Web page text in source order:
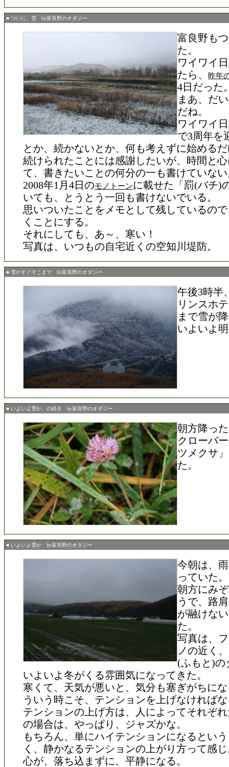
■ ついに、雪 by富良野のオダジー
富良野も
た。
ワイワイ
たら、
昨年
4日だった
まあ、だ
だね。
ワイワイ
で3周年を
とか、続かないとか、何も考えずに始める
続けられたことには感謝したいが、時間と
て、書きたいことの何分の一も書けていな
2008年1月4日のモノトーンに載せた「罰(バチ)
いても、とうとう一回も書けないでいる。
思いついたことをメモとして残しているの
くことにする。
それにしても、あ～、寒い！
写真は、いつもの自宅近くの空知川堤防。
■ 雪がすぐそこまで by富良野のオダジー
午後3時半
リンスホ
まで雪が
いよいよ
■ いよいよ雪か、の続き by富良野のオダジー
朝方降っ
クローバ
ツメクサ
た。
■ いよいよ雪か by富良野のオダジー
今朝は、
っていた。
朝方にみ
うで、路
が融けな
た。
写真は、
ノの近く
(ふもと)の
いよいよ冬がくる雰囲気になってきた。
寒くて、天気が悪いと、気分も塞ぎがちに
ういう時こそ、テンションを上げなければ
テンションの上げ方は、人によってそれぞ
の場合は、やっぱり、ジャズかな。
もちろん、単にハイテンションになるとい
く、静かなるテンションの上がり方って感
心が、落ち込まずに、平静になる。